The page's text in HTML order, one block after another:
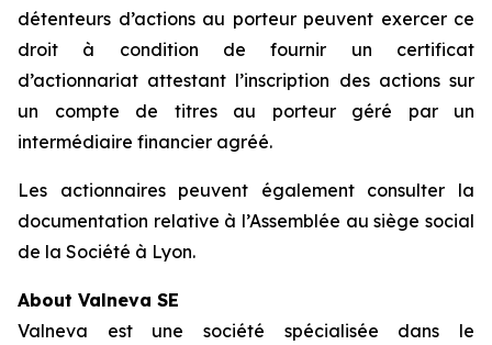
détenteurs d’actions au porteur peuvent exercer ce
droit à condition de fournir un certificat
d’actionnariat attestant l’inscription des actions sur
un compte de titres au porteur géré par un
intermédiaire financier agréé.
Les actionnaires peuvent également consulter la
documentation relative à l’Assemblée au siège social
de la Société à Lyon.
About Valneva SE
Valneva est une société spécialisée dans le